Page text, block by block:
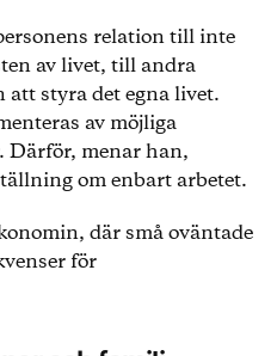
relation till inte
av livet, till andra
styra det egna livet.
av möjliga
Därför, menar han,
om enbart arbetet.
där små oväntade
för